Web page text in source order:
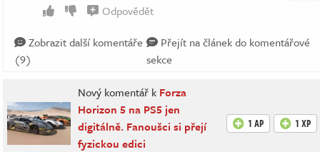
Odpovědět
Zobrazit další komentáře
(9)
Přejít na článek do komentářové
sekce
Nový komentář k Forza
Horizon 5 na PS5 jen
digitálně. Fanoušci si přejí
fyzickou edici
1 AP 1 XP